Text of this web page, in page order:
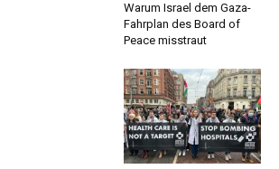
Warum Israel dem Gaza-
Fahrplan des Board of
Peace misstraut